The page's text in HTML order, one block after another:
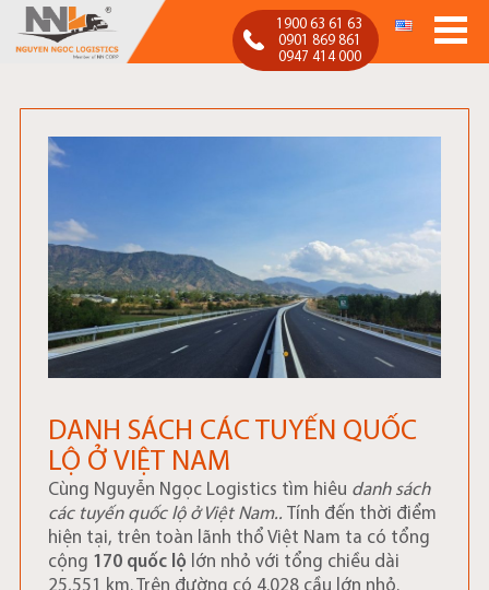
1900 63 61 63
0901 869 861
0947 414 000
DANH SÁCH CÁC TUYẾN QUỐC
LỘ Ở VIỆT NAM
Cùng Nguyễn Ngọc Logistics tìm hiêu danh sách
các tuyến quốc lộ ở Việt Nam.. Tính đến thời điểm
hiện tại, trên toàn lãnh thổ Việt Nam ta có tổng
cộng 170 quốc lộ lớn nhỏ với tổng chiều dài
25,551 km. Trên đường có 4.028 cầu lớn nhỏ.